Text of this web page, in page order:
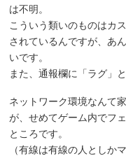
は不明。
こういう類いのものはカ
されているんですが、あ
いです。
また、通報欄に「ラグ」
ネットワーク環境なんて
が、せめてゲーム内でフ
ところです。
（有線は有線の人としか